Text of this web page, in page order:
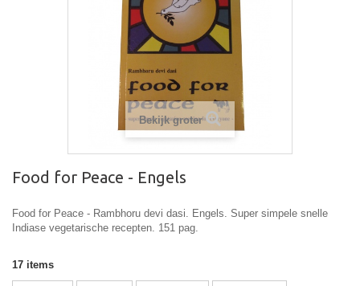
Bekijk groter
Food for Peace - Engels
Food for Peace - Rambhoru devi dasi. Engels. Super simpele snelle
Indiase vegetarische recepten. 151 pag.
17 items